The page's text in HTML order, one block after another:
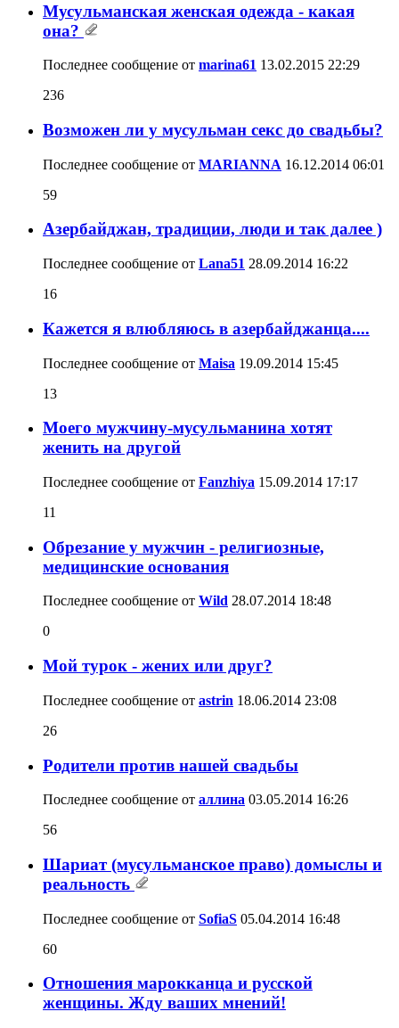
Мусульманская женская одежда - какая
она?
Последнее сообщение от marina61 13.02.2015 22:29
236
Возможен ли у мусульман секс до свадьбы?
Последнее сообщение от MARIANNA 16.12.2014 06:01
59
Азербайджан, традиции, люди и так далее )
Последнее сообщение от Lana51 28.09.2014 16:22
16
Кажется я влюбляюсь в азербайджанца....
Последнее сообщение от Maisa 19.09.2014 15:45
13
Моего мужчину-мусульманина хотят
женить на другой
Последнее сообщение от Fanzhiya 15.09.2014 17:17
11
Обрезание у мужчин - религиозные,
медицинские основания
Последнее сообщение от Wild 28.07.2014 18:48
0
Мой турок - жених или друг?
Последнее сообщение от astrin 18.06.2014 23:08
26
Родители против нашей свадьбы
Последнее сообщение от аллина 03.05.2014 16:26
56
Шариат (мусульманское право) домыслы и
реальность
Последнее сообщение от SofiaS 05.04.2014 16:48
60
Отношения марокканца и русской
женщины. Жду ваших мнений!